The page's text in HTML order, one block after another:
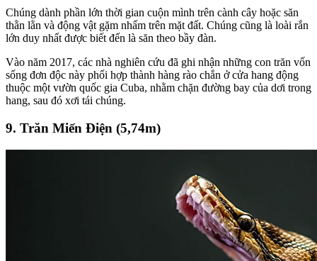
Chúng dành phần lớn thời gian cuộn mình trên cành cây hoặc săn
thằn lằn và động vật gặm nhấm trên mặt đất. Chúng cũng là loài rắn
lớn duy nhất được biết đến là săn theo bầy đàn.
Vào năm 2017, các nhà nghiên cứu đã ghi nhận những con trăn vốn
sống đơn độc này phối hợp thành hàng rào chắn ở cửa hang động
thuộc một vườn quốc gia Cuba, nhằm chặn đường bay của dơi trong
hang, sau đó xơi tái chúng.
9. Trăn Miến Điện (5,74m)